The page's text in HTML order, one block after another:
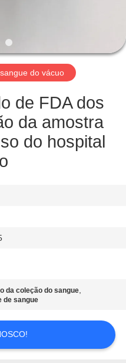
do vácuo
de FDA dos
da amostra
do hospital
da coleção do sangue,
de sangue